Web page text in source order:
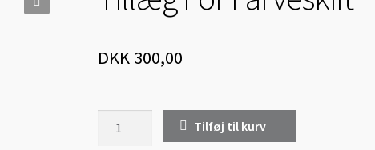
DKK 300,00
Tilføj til kurv